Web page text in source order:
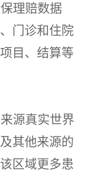
理赔数据
门诊和住院
目、结算等
源真实世界
其他来源的
区域更多患